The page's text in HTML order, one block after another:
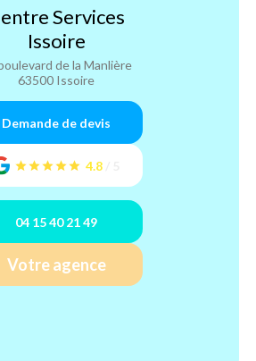
Services
Issoire
de la Manlière
63500 Issoire
4.8
Demande de devis
04 15 40 21 49
Votre agence